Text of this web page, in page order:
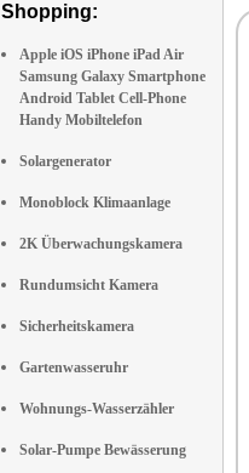
Shopping:
Apple iOS iPhone iPad Air
Samsung Galaxy Smartphone
Android Tablet Cell-Phone
Handy Mobiltelefon
Solargenerator
Monoblock Klimaanlage
2K Überwachungskamera
Rundumsicht Kamera
Sicherheitskamera
Gartenwasseruhr
Wohnungs-Wasserzähler
Solar-Pumpe Bewässerung